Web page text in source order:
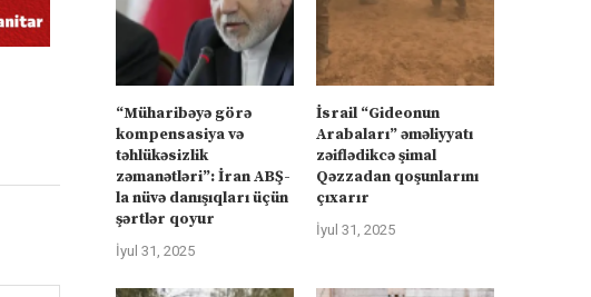
Avropa İsrailə qarşı
İyul 22, 2025
Bakı Kiyevin yanında
“Müharibəyə görə
kompensasiya və
təhlükəsizlik
zəmanətləri”: İran ABŞ-
la nüvə danışıqları üçün
şərtlər qoyur
İyul 31, 2025
İsrail “Gideonun
Arabaları” əməliyyatı
zəiflədikcə şimal
Qəzzadan qoşunlarını
çıxarır
İyul 31, 2025